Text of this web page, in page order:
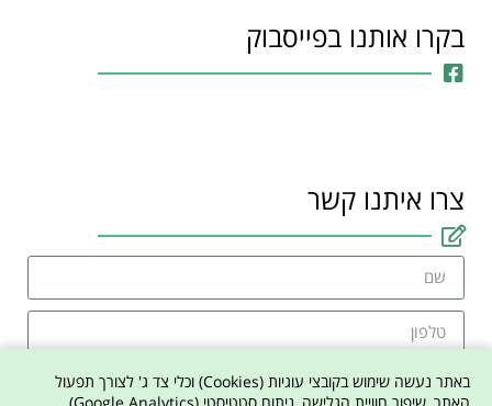
בקרו אותנו בפייסבוק
צרו איתנו קשר
באתר נעשה שימוש בקובצי עוגיות (Cookies) וכלי צד ג' לצורך תפעול